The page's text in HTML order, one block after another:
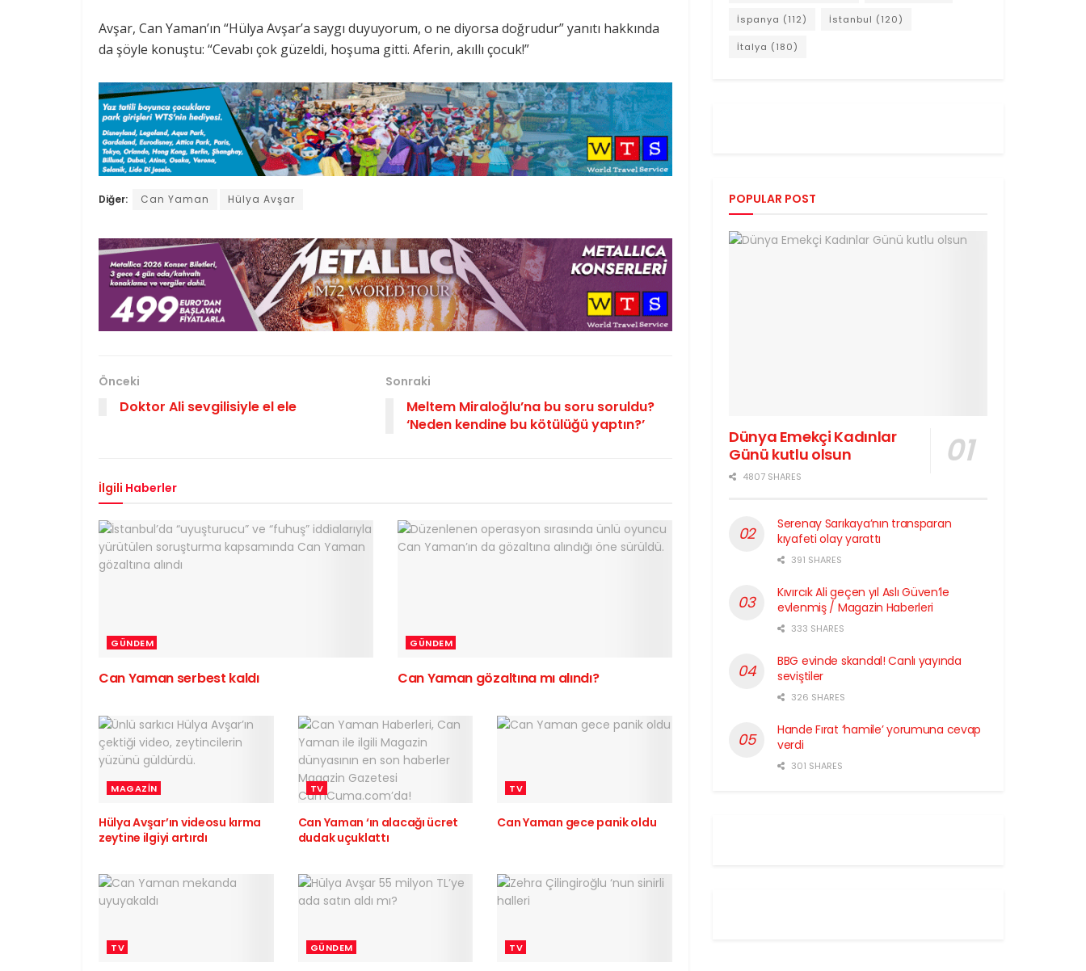
Avşar, Can Yaman’ın “Hülya Avşar’a saygı duyuyorum, o ne diyorsa doğrudur” yanıtı hakkında
da şöyle konuştu: “Cevabı çok güzeldi, hoşuma gitti. Aferin, akıllı çocuk!”
Diğer: Can Yaman Hülya Avşar
Önceki
Doktor Ali sevgilisiyle el ele
Sonraki
Meltem Miraloğlu’na bu soru soruldu?
‘Neden kendine bu kötülüğü yaptın?’
İlgili Haberler
GÜNDEM
Can Yaman serbest kaldı
GÜNDEM
Can Yaman gözaltına mı alındı?
MAGAZIN
Hülya Avşar’ın videosu kırma
zeytine ilgiyi artırdı
TV
Can Yaman ‘ın alacağı ücret
dudak uçuklattı
TV
Can Yaman gece panik oldu
TV GÜNDEM TV
İspanya (112) İstanbul (120)
İtalya (180)
POPULAR POST
Dünya Emekçi Kadınlar
Günü kutlu olsun
4807 SHARES
Serenay Sarıkaya’nın transparan
kıyafeti olay yarattı
391 SHARES
Kıvırcık Ali geçen yıl Aslı Güven’le
evlenmiş / Magazin Haberleri
333 SHARES
BBG evinde skandal! Canlı yayında
seviştiler
326 SHARES
Hande Fırat ‘hamile’ yorumuna cevap
verdi
301 SHARES